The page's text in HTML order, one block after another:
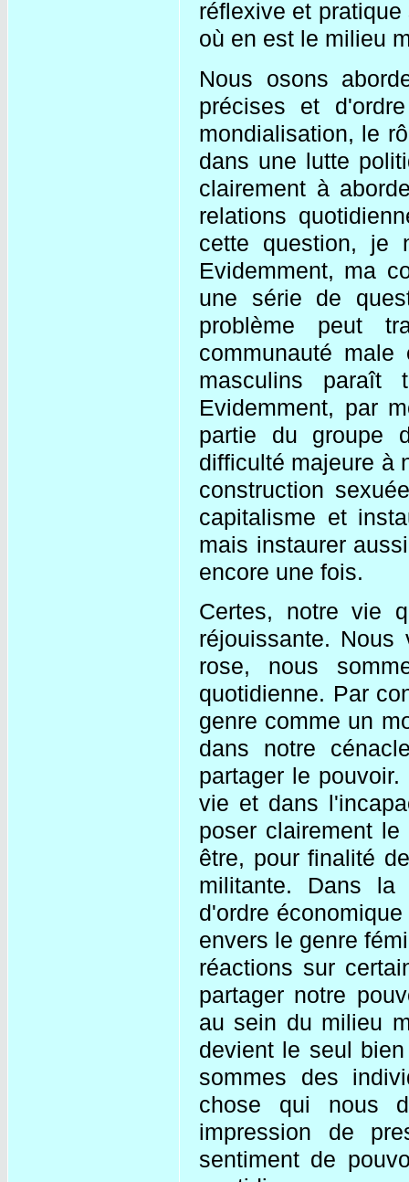
réflexive et
où en est le milieu
Nous osons
précises et
mondialisation, le
dans une lutte
clairement à
relations
cette question, je
Evidemment, ma
une série de
problème peut
communauté
masculins paraît
Evidemment, par
partie du groupe
difficulté majeure à
construction
capitalisme et
mais instaurer
encore une fois.
Certes, notre vie
réjouissante.
rose, nous
quotidienne. Par
genre comme un
dans notre
partager le
vie et dans
poser clairement
être, pour finalité
militante. Dans la
d'ordre
envers le genre
réactions sur
partager notre
au sein du milieu
devient le seul
sommes des
chose qui nous
impression de
sentiment de